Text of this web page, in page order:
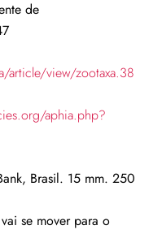
de
article/view/zootaxa.38
aphia.php?
Brasil. 15 mm. 250
se mover para o